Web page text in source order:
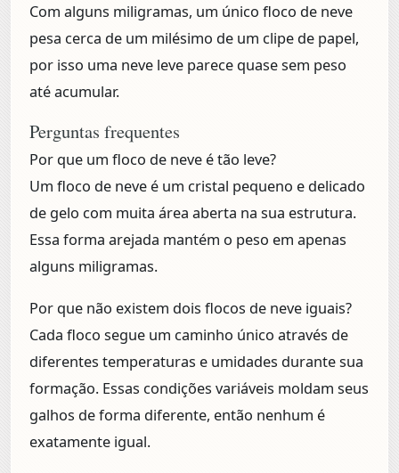
Com alguns miligramas, um único floco de neve
pesa cerca de um milésimo de um clipe de papel,
por isso uma neve leve parece quase sem peso
até acumular.
Perguntas frequentes
Por que um floco de neve é tão leve?
Um floco de neve é um cristal pequeno e delicado
de gelo com muita área aberta na sua estrutura.
Essa forma arejada mantém o peso em apenas
alguns miligramas.
Por que não existem dois flocos de neve iguais?
Cada floco segue um caminho único através de
diferentes temperaturas e umidades durante sua
formação. Essas condições variáveis moldam seus
galhos de forma diferente, então nenhum é
exatamente igual.